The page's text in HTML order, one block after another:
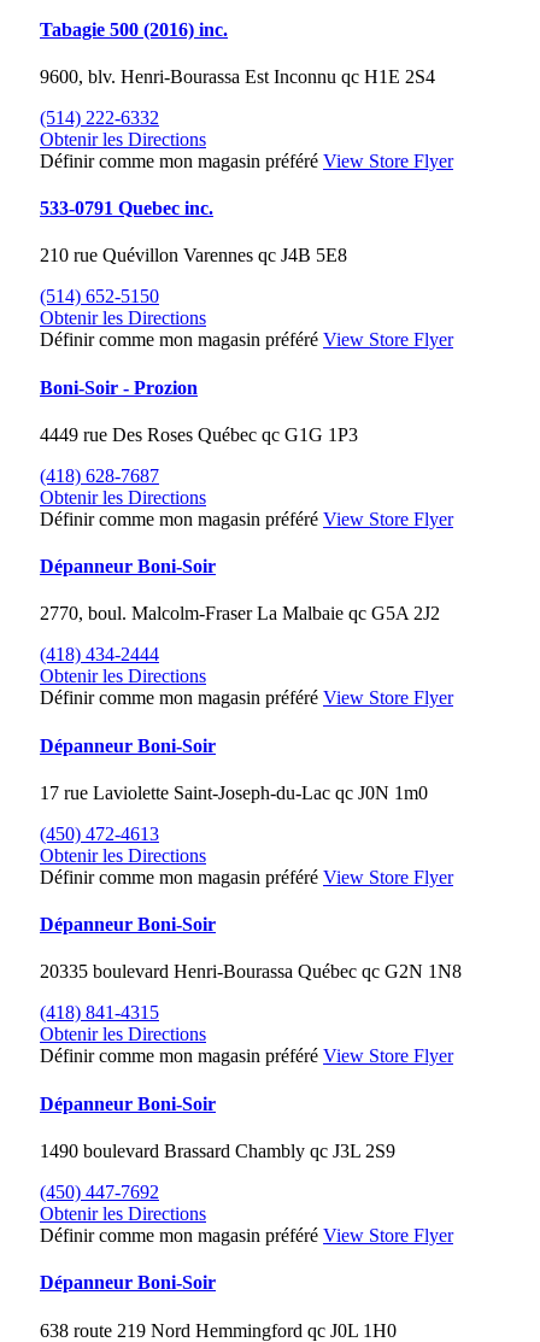
Tabagie 500 (2016) inc.
9600, blv. Henri-Bourassa Est Inconnu qc H1E 2S4
(514) 222-6332
Obtenir les Directions
Définir comme mon magasin préféré View Store Flyer
533-0791 Quebec inc.
210 rue Quévillon Varennes qc J4B 5E8
(514) 652-5150
Obtenir les Directions
Définir comme mon magasin préféré View Store Flyer
Boni-Soir - Prozion
4449 rue Des Roses Québec qc G1G 1P3
(418) 628-7687
Obtenir les Directions
Définir comme mon magasin préféré View Store Flyer
Dépanneur Boni-Soir
2770, boul. Malcolm-Fraser La Malbaie qc G5A 2J2
(418) 434-2444
Obtenir les Directions
Définir comme mon magasin préféré View Store Flyer
Dépanneur Boni-Soir
17 rue Laviolette Saint-Joseph-du-Lac qc J0N 1m0
(450) 472-4613
Obtenir les Directions
Définir comme mon magasin préféré View Store Flyer
Dépanneur Boni-Soir
20335 boulevard Henri-Bourassa Québec qc G2N 1N8
(418) 841-4315
Obtenir les Directions
Définir comme mon magasin préféré View Store Flyer
Dépanneur Boni-Soir
1490 boulevard Brassard Chambly qc J3L 2S9
(450) 447-7692
Obtenir les Directions
Définir comme mon magasin préféré View Store Flyer
Dépanneur Boni-Soir
638 route 219 Nord Hemmingford qc J0L 1H0